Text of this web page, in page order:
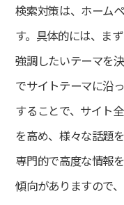
検索対策は、ホーム
す。具体的には、ま
強調したいテーマを
でサイトテーマに沿
することで、サイト
を高め、様々な話題
専門的で高度な情報
傾向がありますので